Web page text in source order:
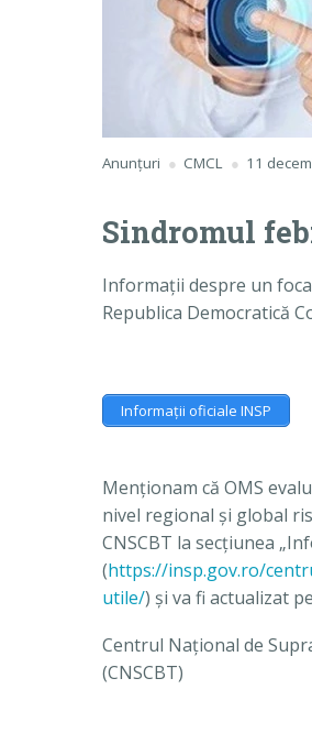
Anunțuri CMCL 11
Sindromul
Informații despre un
Republica Democratică
Informații oficiale INSP
Menţionam că OMS
nivel regional şi global
CNSCBT la secţiunea
(https://insp.gov.ro/
utile/) şi va fi actualizat
Centrul Național de
(CNSCBT)